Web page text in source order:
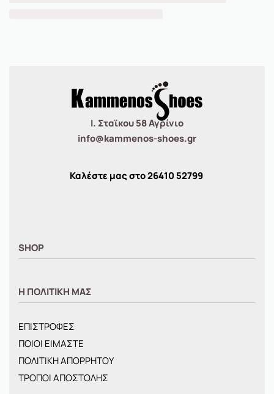
Ι. Σταϊκου 58 Αγρίνιο
info@kammenos-shoes.gr
Καλέστε μας στο26410 52799
SHOP
ΓΥΝΑΙΚΕΙΑ
BRANDS
ΝΕΕΣ ΑΦΙΞΕΙΣ
OFFERS
ΤΣΑΝΤΕΣ
Η ΠΟΛΙΤΙΚΗ ΜΑΣ
ΕΠΙΣΤΡΟΦΕΣ
ΠΟΙΟΙ ΕΙΜΑΣΤΕ
ΠΟΛΙΤΙΚΗ ΑΠΟΡΡΗΤΟΥ
ΤΡΟΠΟΙ ΑΠΟΣΤΟΛΗΣ